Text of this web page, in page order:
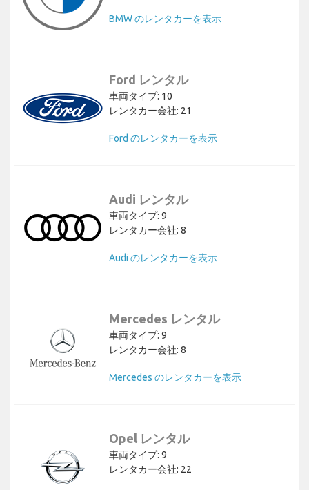
BMW のレンタカーを表示
Ford レンタル
車両タイプ: 10
レンタカー会社: 21
Ford のレンタカーを表示
Audi レンタル
車両タイプ: 9
レンタカー会社: 8
Audi のレンタカーを表示
Mercedes レンタル
車両タイプ: 9
レンタカー会社: 8
Mercedes のレンタカーを表示
Opel レンタル
車両タイプ: 9
レンタカー会社: 22